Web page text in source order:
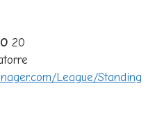
20
League/Standing